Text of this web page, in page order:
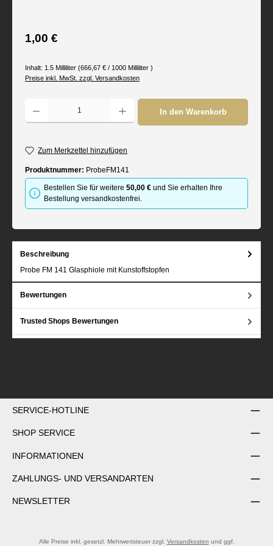
Regulärer Preis:
1,00 €
Inhalt: 1.5 Milliliter (666,67 € / 1000 Milliliter )
Preise inkl. MwSt. zzgl. Versandkosten
Produkt Anzahl: Gib den gewünschten Wert ein oder benutze die Schaltflächen um
In den Warenkorb
Zum Merkzettel hinzufügen
Produktnummer: ProbeFM141
Bestellen Sie für weitere50,00 € und Sie erhalten Ihre
Bestellung versandkostenfrei.
Beschreibung
Probe FM 141 Glasphiole mit Kunstoffstopfen
Bewertungen
Trusted Shops Bewertungen
SERVICE-HOTLINE
SHOP SERVICE
INFORMATIONEN
ZAHLUNGS- UND VERSANDARTEN
NEWSLETTER
Alle Preise inkl. gesetzl. Mehrwertsteuer zzgl. Versandkosten und ggf.